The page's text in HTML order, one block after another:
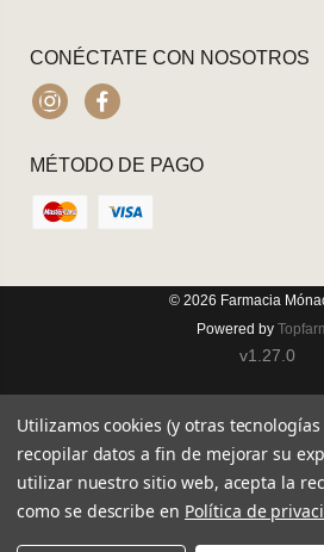
CONÉCTATE CON NOSOTROS
InstagramFacebook
MÉTODO DE PAGO
© 2026 Farmacia
Powered by
v1.27.0
Utilizamos cookies (y otras
recopilar datos a fin de mejorar su
utilizar nuestro sitio web, acepta la
como se describe en Política de